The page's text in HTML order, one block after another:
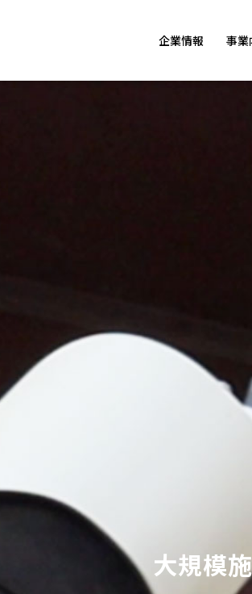
企業情報 事業
大規模